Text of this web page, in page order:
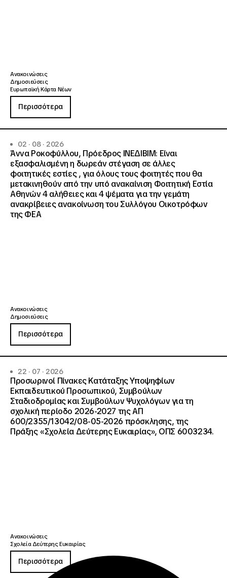
Ανακοινώσεις
Δημοσιεύσεις
Ευρωπαϊκή Κάρτα Νέων
Περισσότερα
02 · 08 · 2026
Άννα Ροκοφύλλου, Πρόεδρος ΙΝΕΔΙΒΙΜ: Είναι
εξασφαλισμένη η δωρεάν στέγαση σε άλλες
φοιτητικές εστίες , για όλους τους φοιτητές που θα
μετακινηθούν από την υπό ανακαίνιση Φοιτητική Εστία
Αθηνών 4 αλήθειες και 4 ψέματα για την γεμάτη
ανακρίβειες ανακοίνωση του Συλλόγου Οικοτρόφων
της ΦΕΑ
Ανακοινώσεις
Δημοσιεύσεις
Περισσότερα
22 · 07 · 2026
Προσωρινοί Πίνακες Κατάταξης Υποψηφίων
Εκπαιδευτικού Προσωπικού, Συμβούλων
Σταδιοδρομίας και Συμβούλων Ψυχολόγων για τη
σχολική περίοδο 2026-2027 της ΑΠ
600/2355/13042/08-05-2026 πρόσκλησης, της
Πράξης «Σχολεία Δεύτερης Ευκαιρίας», ΟΠΣ 6003234.
Ανακοινώσεις
Σχολεία Δεύτερης Ευκαιρίας
Περισσότερα